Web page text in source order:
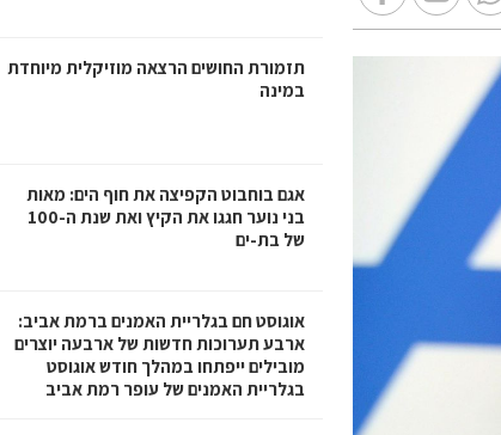
תזמורת החושים הרצאה מוזיקלית מיוחדת
במינה
אגם בוחבוט הקפיצה את חוף הים: מאות
בני נוער חגגו את הקיץ ואת שנת ה-100
של בת-ים
אוגוסט חם בגלריית האמנים ברמת אביב:
ארבע תערוכות חדשות של ארבעה יוצרים
מובילים ייפתחו במהלך חודש אוגוסט
בגלריית האמנים של עופר רמת אביב